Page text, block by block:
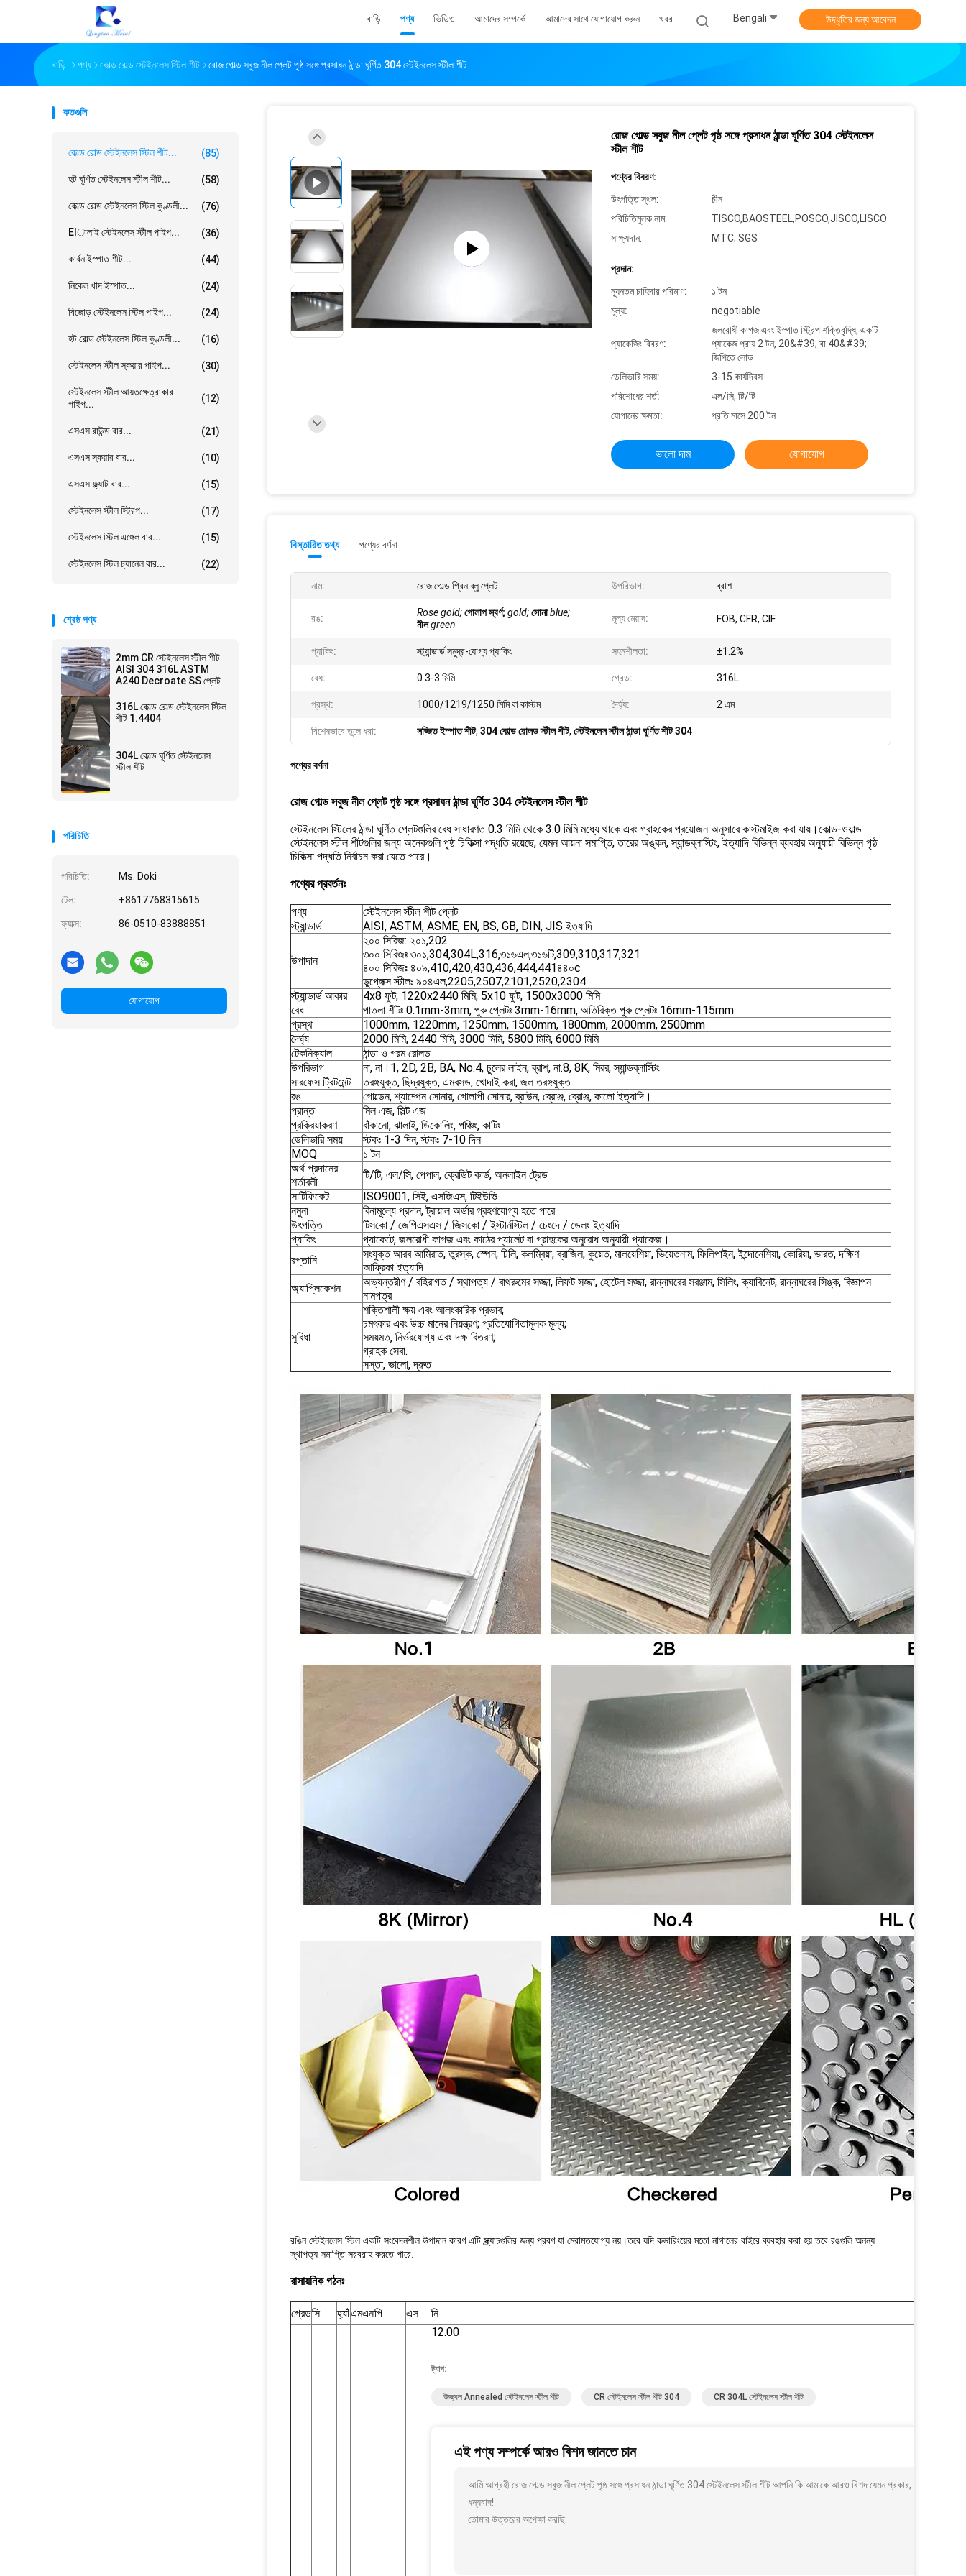
বাড়ি পণ্য ভিডিও আমাদের সম্পর্কে আমাদের সাথে যোগাযোগ করুন খবর Bengali উদ্ধৃতির জন্য আবেদন
বাড়ি পণ্য কোল্ড রোল্ড স্টেইনলেস স্টিল শীট রোজ গোল্ড সবুজ নীল প্লেট পৃষ্ঠ সঙ্গে প্রসাধন ঠান্ডা ঘূর্ণিত 304 স্টেইনলেস স্টীল শীট
কতগুলি
কোল্ড রোল্ড স্টেইনলেস স্টিল শীট... (85)
হট ঘূর্ণিত স্টেইনলেস স্টীল শীট... (58)
কোল্ড রোল্ড স্টেইনলেস স্টিল কুণ্ডলী... (76)
Elালাই স্টেইনলেস স্টীল পাইপ... (36)
কার্বন ইস্পাত শীট... (44)
নিকেল খাদ ইস্পাত... (24)
বিজোড় স্টেইনলেস স্টিল পাইপ... (24)
হট রোল্ড স্টেইনলেস স্টিল কুণ্ডলী... (16)
স্টেইনলেস স্টীল স্কয়ার পাইপ... (30)
স্টেইনলেস স্টীল আয়তক্ষেত্রাকার
পাইপ...
(12)
এসএস রাউন্ড বার... (21)
এসএস স্কয়ার বার... (10)
এসএস ফ্ল্যাট বার... (15)
স্টেইনলেস স্টীল স্ট্রিপ... (17)
স্টেইনলেস স্টিল এঙ্গেল বার... (15)
স্টেইনলেস স্টিল চ্যানেল বার... (22)
শ্রেষ্ঠ পণ্য
2mm CR স্টেইনলেস স্টীল শীট
AISI 304 316L ASTM
A240 Decroate SS প্লেট
316L কোল্ড রোল্ড স্টেইনলেস স্টিল
শীট 1.4404
304L কোল্ড ঘূর্ণিত স্টেইনলেস
স্টীল শীট
পরিচিতি
পরিচিতি: Ms. Doki
টেল: +8617768315615
ফ্যাক্স: 86-0510-83888851
যোগাযোগ
রোজ গোল্ড সবুজ নীল প্লেট পৃষ্ঠ সঙ্গে প্রসাধন ঠান্ডা ঘূর্ণিত 304 স্টেইনলেস
স্টীল শীট
পণ্যের বিবরণ:
উৎপত্তি স্থল:
চীন
পরিচিতিমুলক নাম:
TISCO,BAOSTEEL,POSCO,JISCO,LISCO
সাক্ষ্যদান:
MTC; SGS
প্রদান:
ন্যূনতম চাহিদার পরিমাণ:
১ টন
মূল্য:
negotiable
প্যাকেজিং বিবরণ:
জলরোধী কাগজ এবং ইস্পাত স্ট্রিপ শক্তিবৃদ্ধি, একটি
প্যাকেজ প্রায় 2 টন, 20&#39; বা 40&#39;
জিপিতে লোড
ডেলিভারি সময়:
3-15 কার্যদিবস
পরিশোধের শর্ত:
এল/সি, টি/টি
যোগানের ক্ষমতা:
প্রতি মাসে 200 টন
ভালো দাম যোগাযোগ
বিস্তারিত তথ্য পণ্যের বর্ণনা
নাম: রোজ গোল্ড গ্রিন ব্লু প্লেট উপরিভাগ: ব্রাশ
রঙ: Rose gold;গোলাপ স্বর্ণ; gold;সোনাblue;
নীলgreen
মূল্য মেয়াদ: FOB, CFR, CIF
প্যাকিং: স্ট্যান্ডার্ড সমুদ্র-যোগ্য প্যাকিং সহনশীলতা: ±1.2%
বেধ: 0.3-3 মিমি গ্রেড: 316L
প্রস্থ: 1000/1219/1250 মিমি বা কাস্টম দৈর্ঘ্য: 2 এম
বিশেষভাবে তুলে ধরা: সজ্জিত ইস্পাত শীট, 304 কোল্ড রোলড স্টীল শীট, স্টেইনলেস স্টীল ঠান্ডা ঘূর্ণিত শীট 304
পণ্যের বর্ণনা
রোজ গোল্ড সবুজ নীল প্লেট পৃষ্ঠ সঙ্গে প্রসাধন ঠান্ডা ঘূর্ণিত 304 স্টেইনলেস স্টীল শীট
স্টেইনলেস স্টিলের ঠান্ডা ঘূর্ণিত প্লেটগুলির বেধ সাধারণত 0.3 মিমি থেকে 3.0 মিমি মধ্যে থাকে এবং গ্রাহকের প্রয়োজন অনুসারে কাস্টমাইজ করা যায়।কোল্ড-ওয়াল্ড
স্টেইনলেস স্টীল শীটগুলির জন্য অনেকগুলি পৃষ্ঠ চিকিত্সা পদ্ধতি রয়েছে, যেমন আয়না সমাপ্তি, তারের অঙ্কন, স্যান্ডব্লাস্টিং, ইত্যাদি বিভিন্ন ব্যবহার অনুযায়ী বিভিন্ন পৃষ্ঠ
চিকিত্সা পদ্ধতি নির্বাচন করা যেতে পারে।
পণ্যের প্রবর্তনঃ
পণ্য
স্টেইনলেস স্টীল শীট প্লেট
স্ট্যান্ডার্ড
AISI, ASTM, ASME, EN, BS, GB, DIN, JIS ইত্যাদি
উপাদান
২০০ সিরিজ: ২০১,202
৩০০ সিরিজঃ ৩০১,304,304L,316,৩১৬এল,৩১৬টি,309,310,317,321
৪০০ সিরিজঃ ৪০৯,410,420,430,436,444,441৪৪০c
ডুপ্লেক্স স্টীলঃ ৯০৪এল,2205,2507,2101,2520,2304
স্ট্যান্ডার্ড আকার
4x8 ফুট, 1220x2440 মিমি; 5x10 ফুট, 1500x3000 মিমি
বেধ
পাতলা শীটঃ 0.1mm-3mm, পুরু প্লেটঃ 3mm-16mm, অতিরিক্ত পুরু প্লেটঃ 16mm-115mm
প্রস্থ
1000mm, 1220mm, 1250mm, 1500mm, 1800mm, 2000mm, 2500mm
দৈর্ঘ্য
2000 মিমি, 2440 মিমি, 3000 মিমি, 5800 মিমি, 6000 মিমি
টেকনিক্যাল
ঠান্ডা ও গরম রোলড
উপরিভাগ
না, না।1, 2D, 2B, BA, No.4, চুলের লাইন, ব্রাশ, না.8, 8K, মিরর, স্যান্ডব্লাস্টিং
সারফেস ট্রিটমেন্ট
তরঙ্গযুক্ত, ছিদ্রযুক্ত, এমবসড, খোদাই করা, জল তরঙ্গযুক্ত
রঙ
গোল্ডেন, শ্যাম্পেন সোনার, গোলাপী সোনার, ব্রাউন, ব্রোঞ্জ, ব্রোঞ্জ, কালো ইত্যাদি।
প্রান্ত
মিল এজ, সিল্ট এজ
প্রক্রিয়াকরণ
বাঁকানো, ঝালাই, ডিকোলিং, পঞ্চিং, কাটিং
ডেলিভারি সময়
স্টকঃ 1-3 দিন, স্টকঃ 7-10 দিন
MOQ
১ টন
অর্থ প্রদানের
শর্তাবলী
টি/টি, এল/সি, পেপাল, ক্রেডিট কার্ড, অনলাইন ট্রেড
সার্টিফিকেট
ISO9001, সিই, এসজিএস, টিইউভি
নমুনা
বিনামূল্যে প্রদান, ট্রায়াল অর্ডার গ্রহণযোগ্য হতে পারে
উৎপত্তি
টিসকো / জেপিএসএস / জিসকো / ইস্টার্নস্টিল / চেংদে / ডেলং ইত্যাদি
প্যাকিং
প্যাকেটে, জলরোধী কাগজ এবং কাঠের প্যালেট বা গ্রাহকের অনুরোধ অনুযায়ী প্যাকেজ।
রপ্তানি
সংযুক্ত আরব আমিরাত, তুরস্ক, স্পেন, চিলি, কলম্বিয়া, ব্রাজিল, কুয়েত, মালয়েশিয়া, ভিয়েতনাম, ফিলিপাইন, ইন্দোনেশিয়া, কোরিয়া, ভারত, দক্ষিণ
আফ্রিকা ইত্যাদি
অ্যাপ্লিকেশন
অভ্যন্তরীণ / বহিরাগত / স্থাপত্য / বাথরুমের সজ্জা, লিফট সজ্জা, হোটেল সজ্জা, রান্নাঘরের সরঞ্জাম, সিলিং, ক্যাবিনেট, রান্নাঘরের সিঙ্ক, বিজ্ঞাপন
নামপত্র
সুবিধা
শক্তিশালী ক্ষয় এবং আলংকারিক প্রভাব;
চমৎকার এবং উচ্চ মানের নিয়ন্ত্রণ; প্রতিযোগিতামূলক মূল্য;
সময়মত, নির্ভরযোগ্য এবং দক্ষ বিতরণ;
গ্রাহক সেবা.
সস্তা, ভালো, দ্রুত
রঙিন স্টেইনলেস স্টিল একটি সংবেদনশীল উপাদান কারণ এটি স্ক্র্যাচগুলির জন্য প্রবণ যা মেরামতযোগ্য নয়।তবে যদি কভারিংয়ের মতো নাগালের বাইরে ব্যবহার করা হয় তবে রঙগুলি অনন্য
স্থাপত্য সমাপ্তি সরবরাহ করতে পারে.
রাসায়নিক গঠনঃ
গ্রেডসি হ্যাঁএমএনপি এস
নি
12.00
ট্যাগ:
উজ্জ্বল Annealed স্টেইনলেস স্টীল শীট CR স্টেইনলেস স্টীল শীট 304 CR 304L স্টেইনলেস স্টীল শীট
এই পণ্য সম্পর্কে আরও বিশদ জানতে চান
আমি আগ্রহী রোজ গোল্ড সবুজ নীল প্লেট পৃষ্ঠ সঙ্গে প্রসাধন ঠান্ডা ঘূর্ণিত 304 স্টেইনলেস স্টীল শীট আপনি কি আমাকে আরও বিশদ যেমন প্রকার, আকার, পরিমাণ,
ধন্যবাদ!
তোমার উত্তরের অপেক্ষা করছি.